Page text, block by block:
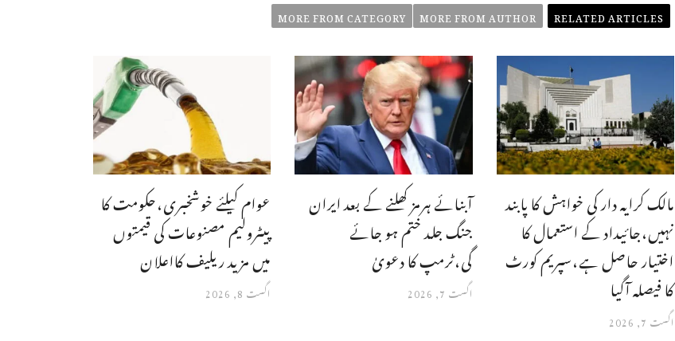
RELATED ARTICLES
MORE FROM AUTHOR
MORE FROM CATEGORY
عوام کیلئے خوشخبری،حکومت کا
پیٹرولیم مصنوعات کی قیمتوں
میں مزید ریلیف کااعلان
اگست 8, 2026
آبنائے ہرمز کھلنے کے بعد ایران
جنگ جلد ختم ہو جائے
گی،ٹرمپ کا دعویٰ
اگست 7, 2026
مالک کرایہ دار کی خواہش کا پابند
نہیں،جائیداد کے استعمال کا
اختیار حاصل ہے،سپریم کورٹ
کا فیصلہ آگیا
اگست 7, 2026